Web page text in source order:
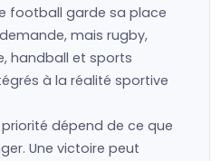
football garde sa place
mais rugby,
handball et sports
à la réalité sportive
priorité dépend de ce que
Une victoire peut